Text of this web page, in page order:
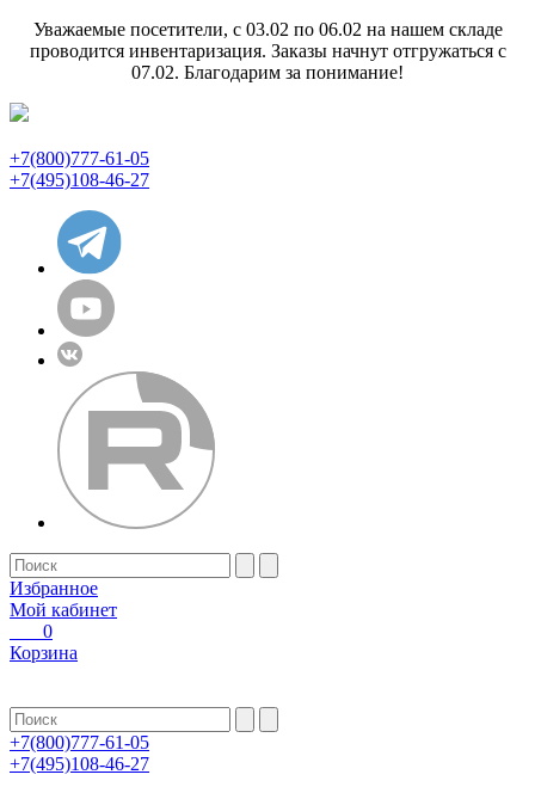
Уважаемые посетители, с 03.02 по 06.02 на нашем складе
проводится инвентаризация. Заказы начнут отгружаться с
07.02. Благодарим за понимание!
+7(800)777-61-05
+7(495)108-46-27
Избранное
Мой кабинет
0
Корзина
+7(800)777-61-05
+7(495)108-46-27